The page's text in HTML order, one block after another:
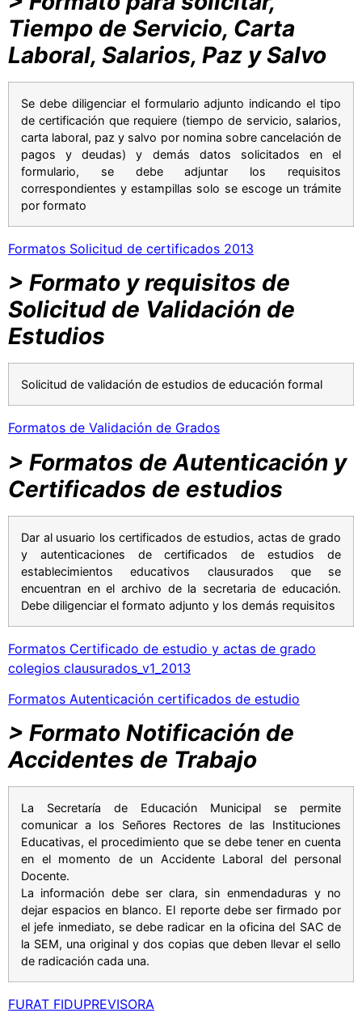
Tiempo de Servicio, Carta
Laboral, Salarios, Paz y Salvo
Se debe diligenciar el formulario adjunto indicando el tipo
de certificación que requiere (tiempo de servicio, salarios,
carta laboral, paz y salvo por nomina sobre cancelación de
pagos y deudas) y demás datos solicitados en el
formulario, se debe adjuntar los requisitos
correspondientes y estampillas solo se escoge un trámite
por formato
Formatos Solicitud de certificados 2013
> Formato y requisitos de
Solicitud de Validación de
Estudios
Solicitud de validación de estudios de educación formal
Formatos de Validación de Grados
> Formatos de Autenticación y
Certificados de estudios
Dar al usuario los certificados de estudios, actas de grado
y autenticaciones de certificados de estudios de
establecimientos educativos clausurados que se
encuentran en el archivo de la secretaria de educación.
Debe diligenciar el formato adjunto y los demás requisitos
Formatos Certificado de estudio y actas de grado
colegios clausurados_v1_2013
Formatos Autenticación certificados de estudio
> Formato Notificación de
Accidentes de Trabajo
La Secretaría de Educación Municipal se permite
comunicar a los Señores Rectores de las Instituciones
Educativas, el procedimiento que se debe tener en cuenta
en el momento de un Accidente Laboral del personal
Docente.
La información debe ser clara, sin enmendaduras y no
dejar espacios en blanco. El reporte debe ser firmado por
el jefe inmediato, se debe radicar en la oficina del SAC de
la SEM, una original y dos copias que deben llevar el sello
de radicación cada una.
FURAT FIDUPREVISORA